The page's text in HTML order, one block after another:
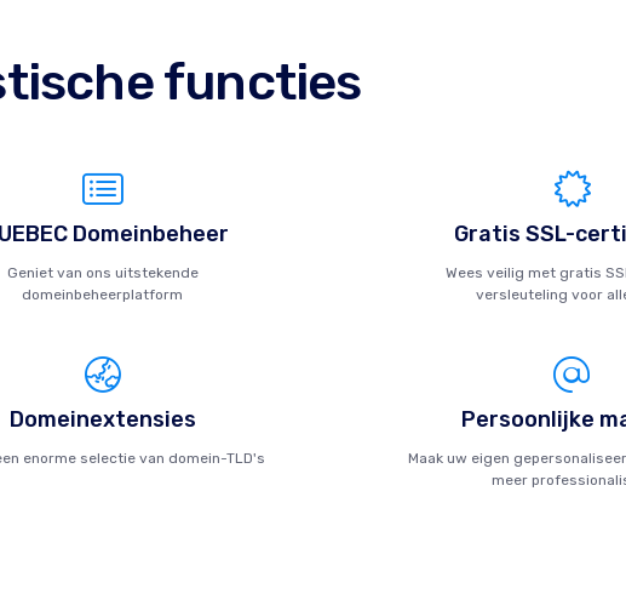
functies
Domeinbeheer
Geniet van ons uitstekende
domeinbeheerplatform
Gratis SSL-
Wees veilig met gratis
versleuteling voor
Domeinextensies
enorme selectie van domein-TLD's
Persoonlijke
Maak uw eigen
meer